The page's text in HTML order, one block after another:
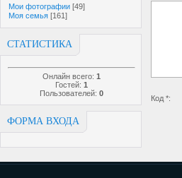
Мои фотографии [49]
Моя семья [161]
СТАТИСТИКА
Онлайн всего: 1
Гостей: 1
Пользователей: 0
ФОРМА ВХОДА
Код *: